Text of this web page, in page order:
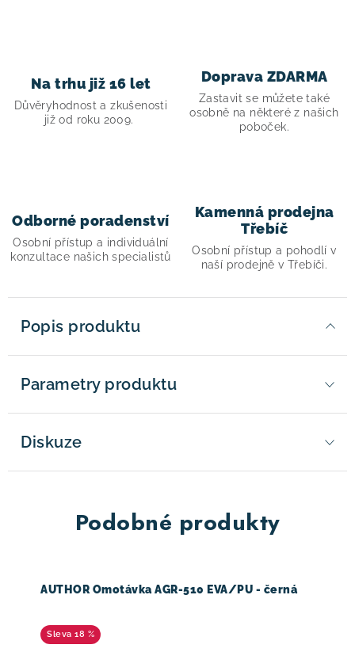
Na trhu již 16 let
Důvěryhodnost a zkušenosti
již od roku 2009.
Doprava ZDARMA
Zastavit se můžete také
osobně na některé z našich
poboček.
Odborné poradenství
Osobní přístup a individuální
konzultace našich specialistů
Kamenná prodejna
Třebíč
Osobní přístup a pohodlí v
naší prodejně v Třebíči.
Popis produktu
Parametry produktu
Diskuze
Podobné produkty
AUTHOR Omotávka AGR-510 EVA/PU - černá
18 %